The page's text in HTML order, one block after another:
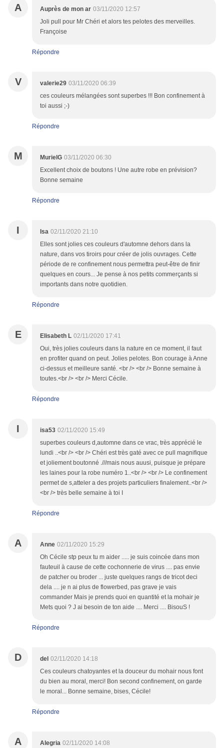
A Auprès de mon ar 03/11/2020 12:57
Joli pull pour Mr Chéri et alors tes pelotes des merveilles.
Françoise
Répondre
V valerie29 03/11/2020 06:39
ces couleurs mélangées sont superbes !!! Bon confinement à
toi aussi ;-)
Répondre
M MurielG 03/11/2020 06:30
Excellent choix de boutons ! Une autre robe en prévision?
Bonne semaine
Répondre
I Isa 02/11/2020 21:10
Elles sont jolies ces couleurs d'automne dehors dans la
nature, dans vos tiroirs pour créer de jolis ouvrages. Cette
période de re confinement nous permettra peut-être de finir
quelques en cours... Je pense à nos petits commerçants si
importants dans notre quotidien.
Répondre
E Elisabeth L 02/11/2020 17:41
Oui, très jolies couleurs dans la nature en ce moment, il faut
en profiter quand on peut. Jolies pelotes. Bon courage à Anne
ci-dessus et meilleure santé. <br /> <br /> Bonne semaine à
toutes.<br /> <br /> Merci Cécile.
Répondre
I isa53 02/11/2020 15:49
superbes couleurs d,automne dans ce vrac, très apprécié le
lundi ..<br /> <br /> Chéri est très gaté avec ce pull magnifique
et joliement boutonné .///mais nous auusi, puisque je prépare
les laines pour la robe numéro 1..<br /> <br /> Le confinement
permet de s,atteler a des projets particuliers finalement..<br />
<br /> très belle semaine à toi I
Répondre
A Anne 02/11/2020 15:29
Oh Cécile stp peux tu m aider ..... je suis coincée dans mon
fauteuil à cause de cette cochonnerie de virus .... pas envie
de patcher ou broder ... juste quelques rangs de tricot deci
dela .... je n ai plus de flowerbed, pas grave je vais
commander Mais je prends quoi en quantité et la mohair je
Mets quoi ? J ai besoin de ton aide .... Merci .... BisouS !
Répondre
D del 02/11/2020 14:18
Ces couleurs chatoyantes et la douceur du mohair nous font
du bien au moral, merci! Bon second confinement, on garde
le moral... Bonne semaine, bises, Cécile!
Répondre
A Alegria 02/11/2020 14:08